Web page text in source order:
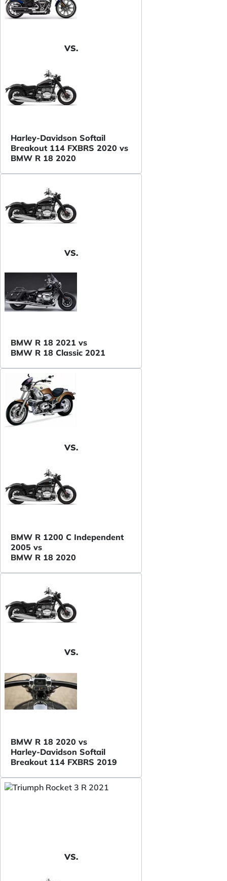
VS.
Harley-Davidson Softail
Breakout 114 FXBRS 2020 vs
BMW R 18 2020
VS.
BMW R 18 2021 vs
BMW R 18 Classic 2021
VS.
BMW R 1200 C Independent
2005 vs
BMW R 18 2020
VS.
BMW R 18 2020 vs
Harley-Davidson Softail
Breakout 114 FXBRS 2019
VS.